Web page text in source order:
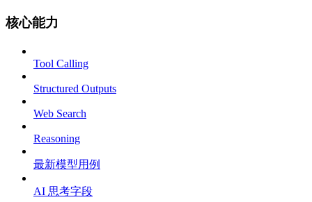
核心能力
Tool Calling
Structured Outputs
Web Search
Reasoning
最新模型用例
AI 思考字段